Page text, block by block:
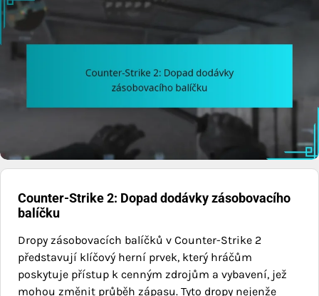
Counter-Strike 2: Dopad dodávky zásobovacího
balíčku
Dropy zásobovacích balíčků v Counter-Strike 2
představují klíčový herní prvek, který hráčům
poskytuje přístup k cenným zdrojům a vybavení, jež
mohou změnit průběh zápasu. Tyto dropy nejenže